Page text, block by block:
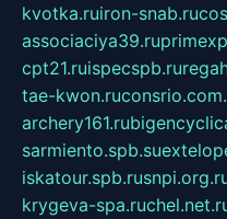
kvotka.ruiron-snab.ru
associaciya39.ru
cpt21.ruispecspb.ru
tae-kwon.ru
archery161.ru
sarmiento.spb.su
iskatour.spb.ru
krygeva-spa.ru